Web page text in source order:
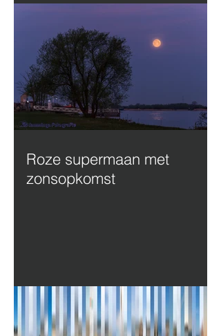
Roze supermaan met
zonsopkomst